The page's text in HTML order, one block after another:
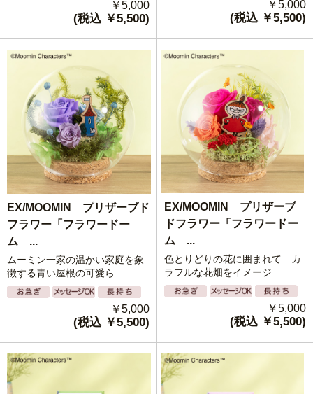
￥5,000
(税込 ￥5,500)
￥5,000
(税込 ￥5,500)
EX/MOOMIN プリザーブド
フラワー「フラワードー
ム ...
ムーミン一家の温かい家庭を象
徴する青い屋根の可愛ら...
￥5,000
(税込 ￥5,500)
EX/MOOMIN プリザーブ
ドフラワー「フラワードー
ム ...
色とりどりの花に囲まれて…カ
ラフルな花畑をイメージ
￥5,000
(税込 ￥5,500)